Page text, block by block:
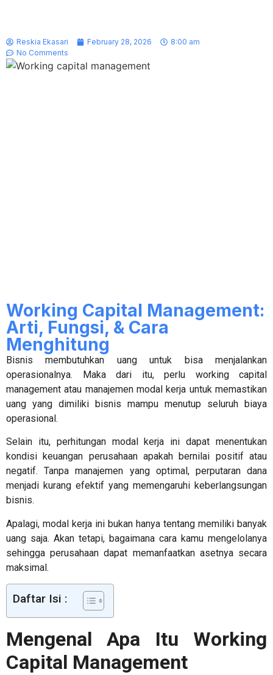
Reskia Ekasari February 28, 2026
8:00 am
No Comments
Working Capital Management:
Arti, Fungsi, & Cara
Menghitung
Bisnis membutuhkan uang untuk bisa menjalankan
operasionalnya. Maka dari itu, perlu working capital
managementatau manajemen modal kerja untuk memastikan
uang yang dimiliki bisnis mampu menutup seluruh biaya
operasional.
Selain itu, perhitungan modal kerja ini dapat menentukan
kondisi keuangan perusahaan apakah bernilai positif atau
negatif. Tanpa manajemen yang optimal, perputaran dana
menjadi kurang efektif yang memengaruhi keberlangsungan
bisnis.
Apalagi, modal kerja ini bukan hanya tentang memiliki banyak
uang saja. Akan tetapi, bagaimana cara kamu mengelolanya
sehingga perusahaan dapat memanfaatkan asetnya secara
maksimal.
Daftar Isi :
Mengenal Apa Itu Working
Capital Management